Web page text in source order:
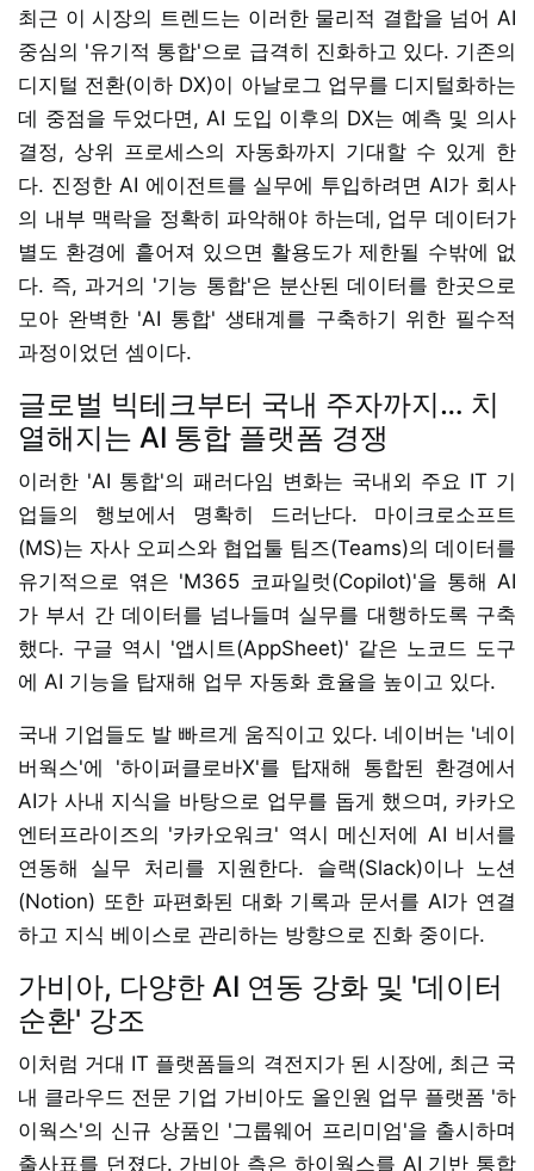
최근 이 시장의 트렌드는 이러한 물리적 결합을 넘어 AI
중심의 '유기적 통합'으로 급격히 진화하고 있다. 기존의
디지털 전환(이하 DX)이 아날로그 업무를 디지털화하는
데 중점을 두었다면, AI 도입 이후의 DX는 예측 및 의사
결정, 상위 프로세스의 자동화까지 기대할 수 있게 한
다. 진정한 AI 에이전트를 실무에 투입하려면 AI가 회사
의 내부 맥락을 정확히 파악해야 하는데, 업무 데이터가
별도 환경에 흩어져 있으면 활용도가 제한될 수밖에 없
다. 즉, 과거의 '기능 통합'은 분산된 데이터를 한곳으로
모아 완벽한 'AI 통합' 생태계를 구축하기 위한 필수적
과정이었던 셈이다.
글로벌 빅테크부터 국내 주자까지… 치
열해지는 AI 통합 플랫폼 경쟁
이러한 'AI 통합'의 패러다임 변화는 국내외 주요 IT 기
업들의 행보에서 명확히 드러난다. 마이크로소프트
(MS)는 자사 오피스와 협업툴 팀즈(Teams)의 데이터를
유기적으로 엮은 'M365 코파일럿(Copilot)'을 통해 AI
가 부서 간 데이터를 넘나들며 실무를 대행하도록 구축
했다. 구글 역시 '앱시트(AppSheet)' 같은 노코드 도구
에 AI 기능을 탑재해 업무 자동화 효율을 높이고 있다.
국내 기업들도 발 빠르게 움직이고 있다. 네이버는 '네이
버웍스'에 '하이퍼클로바X'를 탑재해 통합된 환경에서
AI가 사내 지식을 바탕으로 업무를 돕게 했으며, 카카오
엔터프라이즈의 '카카오워크' 역시 메신저에 AI 비서를
연동해 실무 처리를 지원한다. 슬랙(Slack)이나 노션
(Notion) 또한 파편화된 대화 기록과 문서를 AI가 연결
하고 지식 베이스로 관리하는 방향으로 진화 중이다.
가비아, 다양한 AI 연동 강화 및 '데이터
순환' 강조
이처럼 거대 IT 플랫폼들의 격전지가 된 시장에, 최근 국
내 클라우드 전문 기업 가비아도 올인원 업무 플랫폼 '하
이웍스'의 신규 상품인 '그룹웨어 프리미엄'을 출시하며
출사표를 던졌다. 가비아 측은 하이웍스를 AI 기반 통합